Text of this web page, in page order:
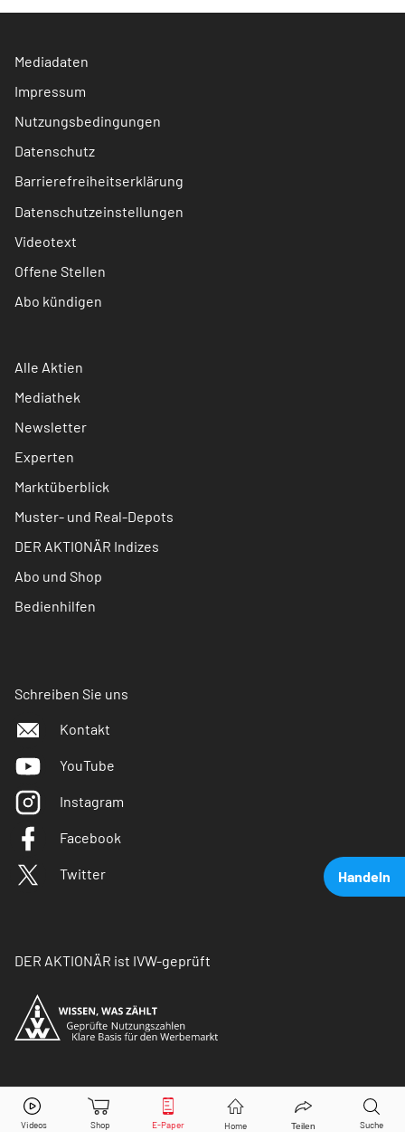
Handeln
Allianz Aktie jetzt handeln?
Mediadaten
Impressum
Nutzungsbedingungen
Datenschutz
Barrierefreiheitserklärung
Datenschutzeinstellungen
Videotext
Offene Stellen
Abo kündigen
Alle Aktien
Mediathek
Newsletter
Experten
Marktüberblick
Muster- und Real-Depots
DER AKTIONÄR Indizes
Abo und Shop
Bedienhilfen
Schreiben Sie uns
Kontakt
YouTube
Instagram
Facebook
Twitter
DER AKTIONÄR ist IVW-geprüft
© Copyright 2026 Börsenmedien AG. Alle Rechte